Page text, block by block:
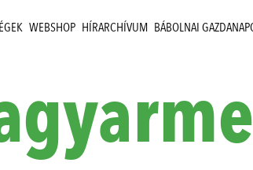
WEBSHOP HÍRARCHÍVUM BÁBOLNAI